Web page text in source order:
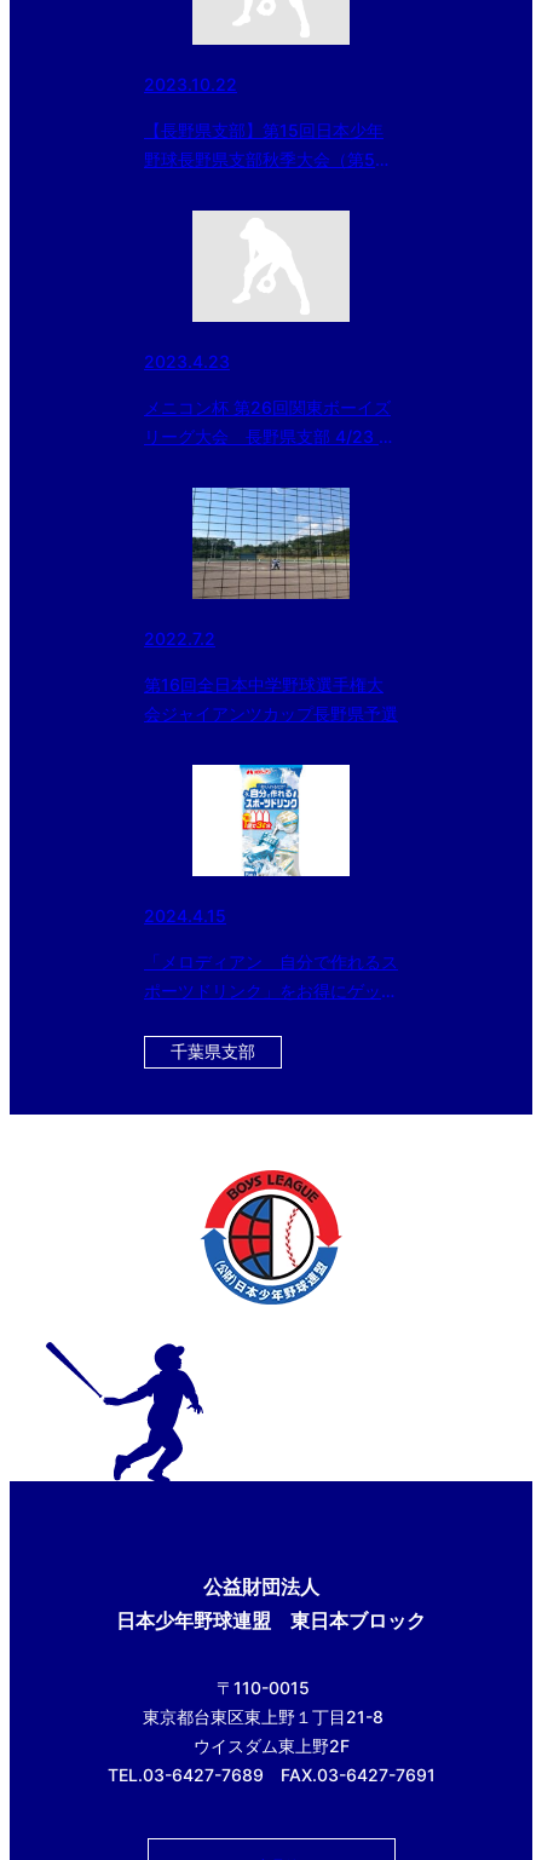
2023.10.22
【長野県支部】第15回日本少年
野球長野県支部秋季大会（第54
県支部予選）決勝戦の結果
2023.4.23
メニコン杯 第26回関東ボーイズ
リーグ大会 長野県支部 4/23 試
2022.7.2
第16回全日本中学野球選手権大
会ジャイアンツカップ長野県予選
2024.4.15
「メロディアン 自分で作れるス
ポーツドリンク」をお得にゲット
に黒酢ドリンクのおまけ付
千葉県支部
公益財団法人
日本少年野球連盟 東日本ブロック
〒110-0015
東京都台東区東上野１丁目21-8
ウイスダム東上野2F
TEL.03-6427-7689 FAX.03-6427-7691